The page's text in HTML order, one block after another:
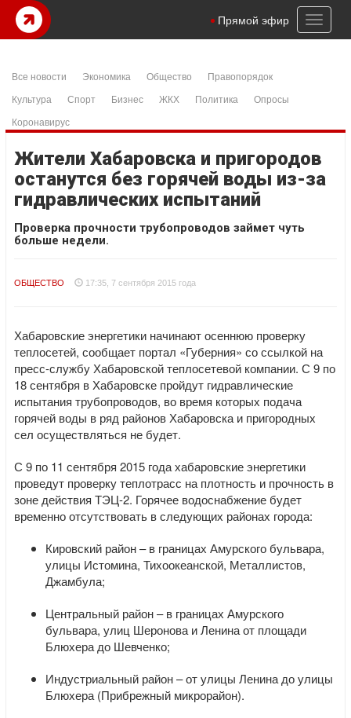
Toggle
Прямой эфир
Все новости Экономика Общество
Правопорядок
Культура
Спорт Бизнес ЖКХ Политика
Опросы
Коронавирус
Жители Хабаровска и пригородов
останутся без горячей воды из-за
гидравлических испытаний
Проверка прочности трубопроводов займет чуть
больше недели.
ОБЩЕСТВО 17:35, 7 сентября 2015 года
Хабаровские энергетики начинают осеннюю проверку
теплосетей, сообщает портал «Губерния» со ссылкой на
пресс-службу Хабаровской теплосетевой компании. С 9 по
18 сентября в Хабаровске пройдут гидравлические
испытания трубопроводов, во время которых подача
горячей воды в ряд районов Хабаровска и пригородных
сел осуществляться не будет.
С 9 по 11 сентября 2015 года хабаровские энергетики
проведут проверку теплотрасс на плотность и прочность в
зоне действия ТЭЦ-2. Горячее водоснабжение будет
временно отсутствовать в следующих районах города:
Кировский район – в границах Амурского бульвара,
улицы Истомина, Тихоокеанской, Металлистов,
Джамбула;
Центральный район – в границах Амурского
бульвара, улиц Шеронова и Ленина от площади
Блюхера до Шевченко;
Индустриальный район – от улицы Ленина до улицы
Блюхера (Прибрежный микрорайон).